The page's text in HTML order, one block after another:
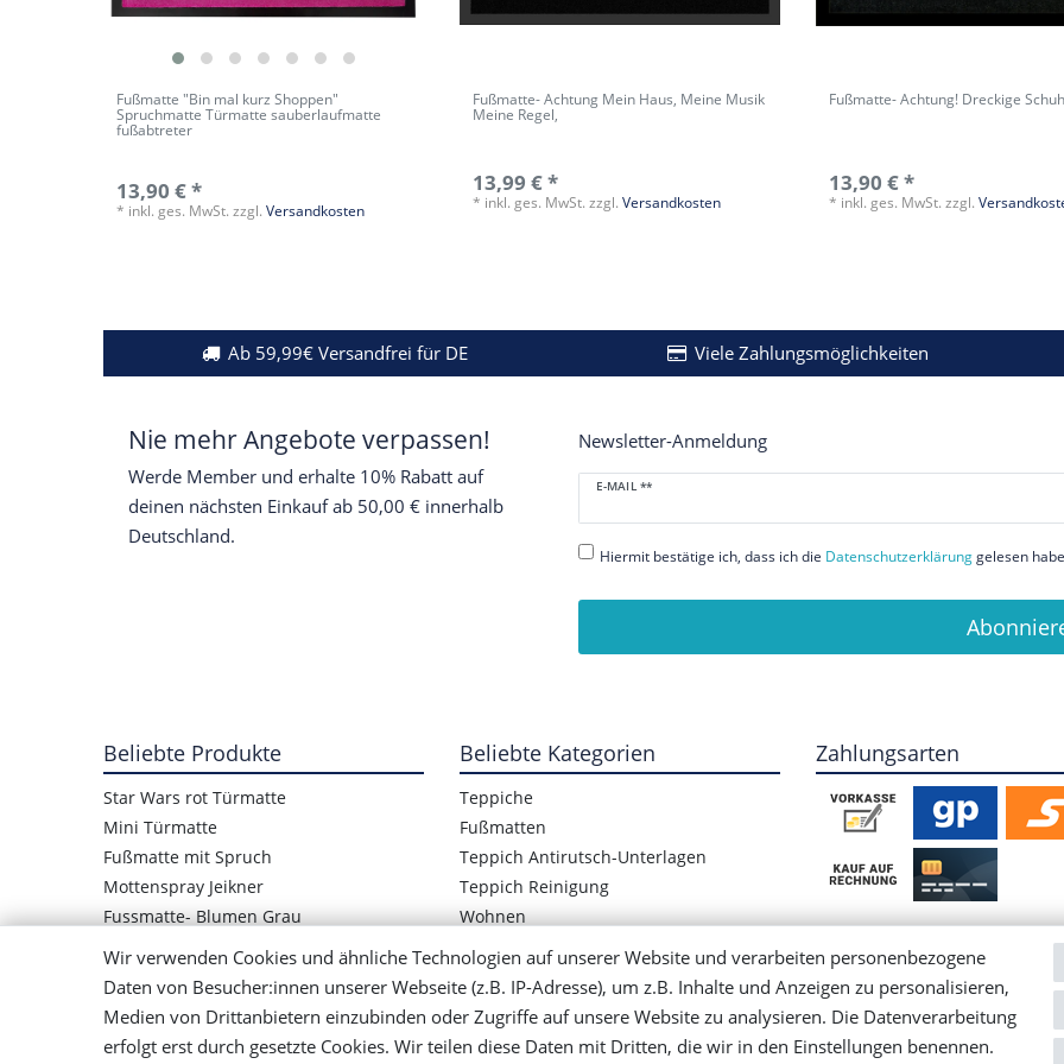
Fußmatte "Bin mal kurz Shoppen"
Spruchmatte Türmatte sauberlaufmatte
fußabtreter
13,90 € *
* inkl. ges. MwSt. zzgl.Versandkosten
Fußmatte- Achtung Mein Haus, Meine Musik
Meine Regel,
13,99 € *
* inkl. ges. MwSt. zzgl.Versandkosten
Fußmatte- Achtung! Dreckige
13,90 € *
* inkl. ges. MwSt. zzgl.
Ab 59,99€ Versandfrei für DE Viele Zahlungsmöglichkeiten
Nie mehr Angebote verpassen!
Werde Member und erhalte 10% Rabatt auf
deinen nächsten Einkauf ab 50,00 € innerhalb
Deutschland.
Newsletter-Anmeldung
E-MAIL **
Newsletter
Honig
Hiermit bestätige ich, dass ich die Daten­schutz­erklärunggelesen
Beliebte Produkte
Star Wars rot Türmatte
Mini Türmatte
Fußmatte mit Spruch
Mottenspray Jeikner
Fussmatte- Blumen Grau
Star Wars Logo Türmatte
Kinder Fußmatte Frosch
Mensch ärger Dich nicht Teppich
Bunter Teppich Handgewebt
Beliebte Kategorien
Teppiche
Fußmatten
Teppich Antirutsch-Unterlagen
Teppich Reinigung
Wohnen
Zahlungsarten
Wir verwenden Cookies und ähnliche Technologien auf unserer Website und verarbeiten personenbezogene
Daten von Besucher:innen unserer Webseite (z.B. IP-Adresse), um z.B. Inhalte und Anzeigen zu personalisieren,
Medien von Drittanbietern einzubinden oder Zugriffe auf unsere Website zu analysieren. Die Datenverarbeitung
erfolgt erst durch gesetzte Cookies. Wir teilen diese Daten mit Dritten, die wir in den Einstellungen benennen.